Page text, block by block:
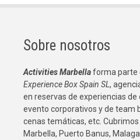
Sobre nosotros
Activities Marbellaforma parte
Experience Box Spain SL,
en reservas de experiencias de
evento corporativos y de team
cenas temáticas, etc.
Marbella, Puerto Banus,